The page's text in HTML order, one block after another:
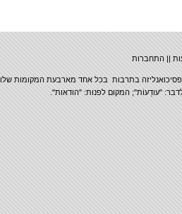
|| התחברות
בתרבות בכל אחד מארבעת המקומות שלו:
"עודֵעוֹת"; המקום לפנות: "הודאות".